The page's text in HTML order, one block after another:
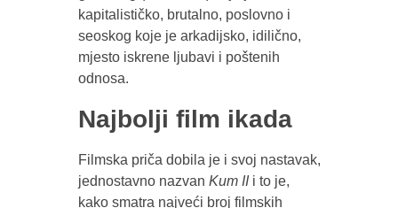
kapitalističko, brutalno, poslovno i
seoskog koje je arkadijsko, idilično,
mjesto iskrene ljubavi i poštenih
odnosa.
Najbolji film ikada
Filmska priča dobila je i svoj nastavak,
jednostavno nazvan Kum IIi to je,
kako smatra najveći broj filmskih